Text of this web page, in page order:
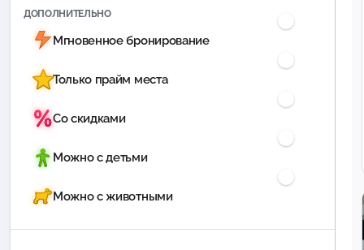
ДОПОЛНИТЕЛЬНО
Мгновенное бронирование
Только прайм места
Со скидками
Можно с детьми
Можно с животными